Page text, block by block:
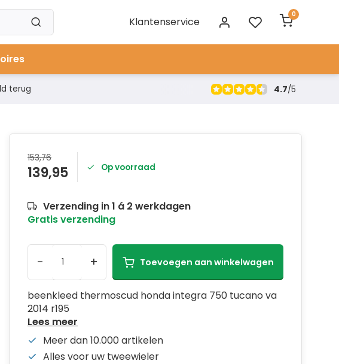
Klantenservice
0
terug 4.7/5
153,76
139,95 Op voorraad
Verzending in 1 á 2 werkdagen
Gratis verzending
- + Toevoegen aan winkelwagen
beenkleed thermoscud honda integra 750 tucano va
2014 r195
Lees meer
Meer dan 10.000 artikelen
Alles voor uw tweewieler